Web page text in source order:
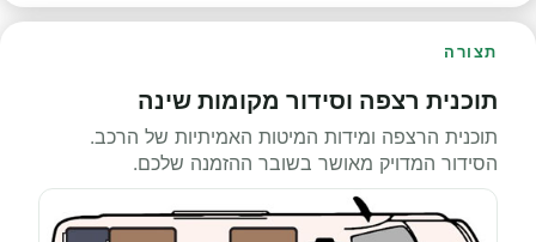
תצורה
תוכנית רצפה וסידור מקומות שינה
תוכנית הרצפה ומידות המיטות האמיתיות של הרכב.
הסידור המדויק מאושר בשובר ההזמנה שלכם.